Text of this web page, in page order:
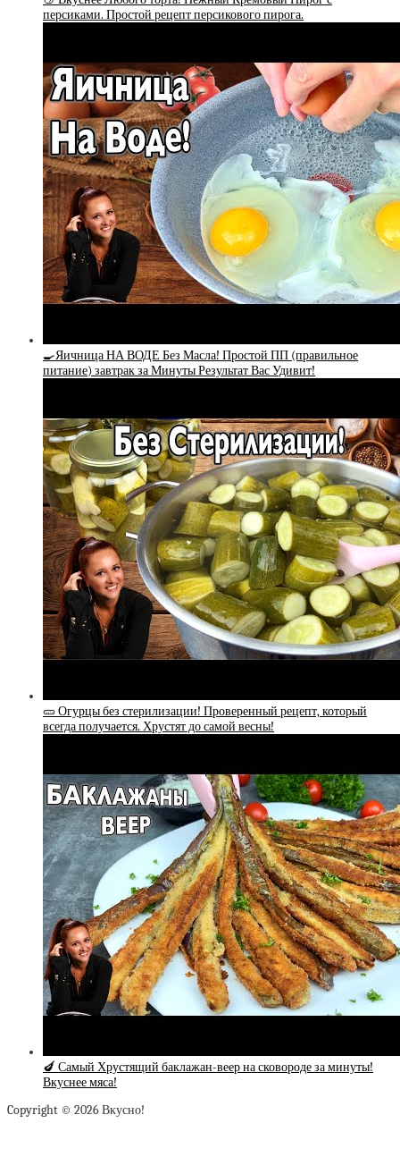
персиками. Простой рецепт персикового пирога.
🍳Яичница НА ВОДЕ Без Масла! Простой ПП (правильное
питание) завтрак за Минуты Результат Вас Удивит!
🥒 Огурцы без стерилизации! Проверенный рецепт, который
всегда получается. Хрустят до самой весны!
🍆 Самый Хрустящий баклажан-веер на сковороде за минуты!
Вкуснее мяса!
Copyright © 2026 Вкусно!